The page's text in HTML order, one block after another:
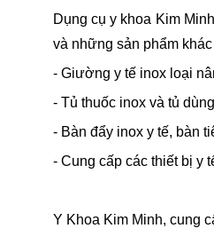
Dụng cụ y khoa Kim
và những sản phẩm
- Giường y tế inox loại
- Tủ thuốc inox và tủ
- Bàn đẩy inox y tế, bàn
- Cung cấp các thiết bị y
Y Khoa Kim Minh, cung